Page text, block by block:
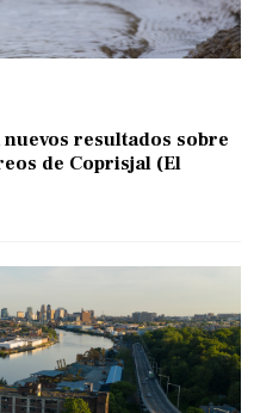
resultados sobre
de Coprisjal (El